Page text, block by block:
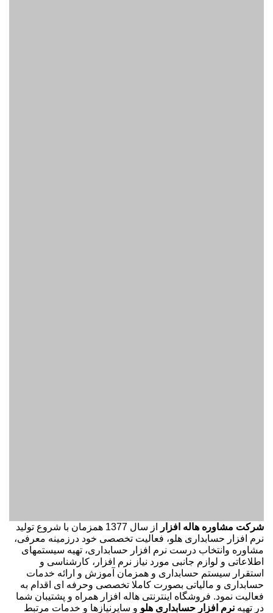
شرکت مشاوره هاله افزار
از سال 1377 همزمان با شروع تولید
نرم افزار حسابداری هلو، فعالیت تخصصی خود درزمینه معرفی،
مشاوره وانتخاب درست نرم افزار حسابداری، تهیه سیستمهای
اطلاعاتی و لوازم جانبی مورد نیاز نرم افزار، کارشناسی و
استقرار سیستم حسابداری و همزمان آموزش و ارائه خدمات
حسابداری و مالیاتی بصورت کاملا تخصصی وحرفه ای اقدام به
فعالیت نمود. فروشگاه اینترنتی هاله افزار همراه و پشتیبان شما
در تهیه نرم افزار حسابداری هلو و سایرنیازها و خدمات مرتبط